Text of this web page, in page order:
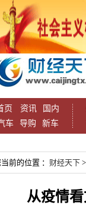
页 资讯
国内
车
导购 新车
前的位置 ： 财经天下 >
从疫情